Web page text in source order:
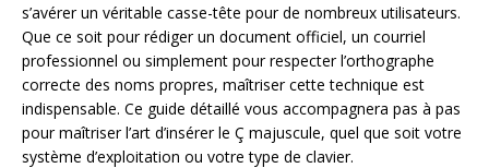
s’avérer un véritable casse-tête pour de nombreux utilisateurs.
Que ce soit pour rédiger un document officiel, un courriel
professionnel ou simplement pour respecter l’orthographe
correcte des noms propres, maîtriser cette technique est
indispensable. Ce guide détaillé vous accompagnera pas à pas
pour maîtriser l’art d’insérer le Ç majuscule, quel que soit votre
système d’exploitation ou votre type de clavier.